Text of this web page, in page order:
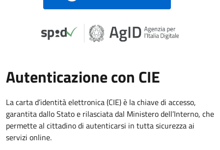
Autenticazione con CIE
La carta d’identità elettronica (CIE) è la chiave di accesso,
garantita dallo Stato e rilasciata dal Ministero dell’Interno, che
permette al cittadino di autenticarsi in tutta sicurezza ai
servizi online.